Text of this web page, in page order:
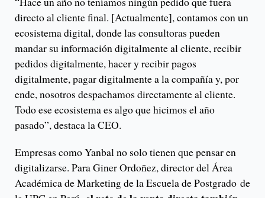
directo al cliente final. [Actualmente], contamos con un
ecosistema digital, donde las consultoras pueden
mandar su información digitalmente al cliente, recibir
pedidos digitalmente, hacer y recibir pagos
digitalmente, pagar digitalmente a la compañía y, por
ende, nosotros despachamos directamente al cliente.
Todo ese ecosistema es algo que hicimos el año
pasado”, destaca la CEO.
Empresas como Yanbal no solo tienen que pensar en
digitalizarse. Para Giner Ordoñez, director del Área
Académica de Marketing de la Escuela de Postgrado de